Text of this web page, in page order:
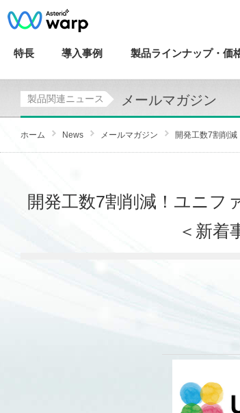
特長 導入事例 製品ラインナップ・ 価
製品関連ニュース メールマガジン
ホーム News メールマガジン 開発工数7割削
開発工数7割削減！ユニフ
＜新着